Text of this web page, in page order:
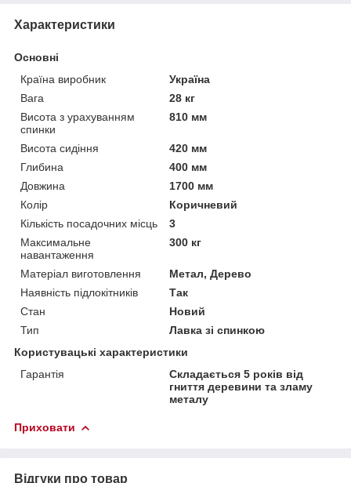
Характеристики
Основні
Країна виробник
Україна
Вага
28 кг
Висота з урахуванням
спинки
810 мм
Висота сидіння
420 мм
Глибина
400 мм
Довжина
1700 мм
Колір
Коричневий
Кількість посадочних місць
3
Максимальне
навантаження
300 кг
Матеріал виготовлення
Метал, Дерево
Наявність підлокітників
Так
Стан
Новий
Тип
Лавка зі спинкою
Користувацькі характеристики
Гарантія
Складається 5 років від
гниття деревини та зламу
металу
Приховати
Відгуки про товар